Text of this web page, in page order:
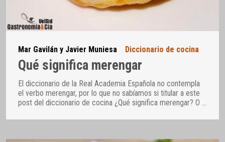
Mar Gavilán y Javier Muniesa Diccionario de cocina
Qué significa merengar
El diccionario de la Real Academia Española no contempla
el verbo merengar, por lo que no sabíamos si titular a este
post del diccionario de cocina ¿Qué significa merengar? O …